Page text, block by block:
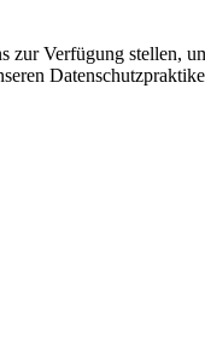
Verfügung stellen,